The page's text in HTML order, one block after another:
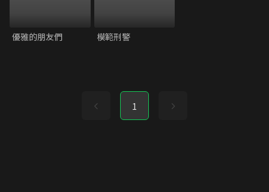
優雅的朋友們 模範刑警
1